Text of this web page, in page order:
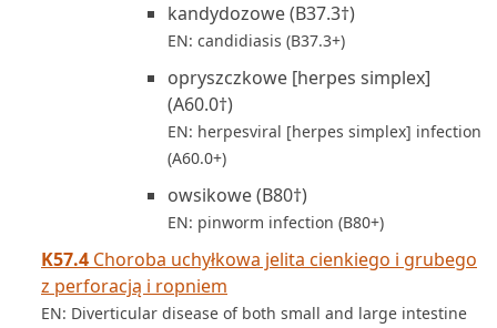
kandydozowe (B37.3†)
EN: candidiasis (B37.3+)
opryszczkowe [herpes simplex]
(A60.0†)
EN: herpesviral [herpes simplex] infection
(A60.0+)
owsikowe (B80†)
EN: pinworm infection (B80+)
K57.4 Choroba uchyłkowa jelita cienkiego i grubego
z perforacją i ropniem
EN: Diverticular disease of both small and large intestine